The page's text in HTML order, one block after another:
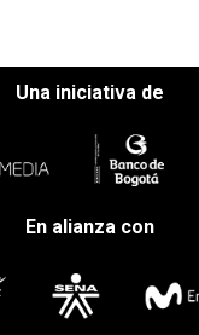
Una iniciativa de
En alianza con